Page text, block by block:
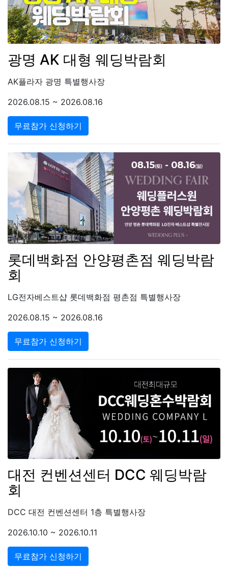
광명 AK 대형 웨딩박람회
AK플라자 광명 특별행사장
2026.08.15 ~ 2026.08.16
무료참가 신청하기
롯데백화점 안양평촌점 웨딩박람
회
LG전자베스트샵 롯데백화점 평촌점 특별행사장
2026.08.15 ~ 2026.08.16
무료참가 신청하기
대전 컨벤션센터 DCC 웨딩박람
회
DCC 대전 컨벤션센터 1층 특별행사장
2026.10.10 ~ 2026.10.11
무료참가 신청하기